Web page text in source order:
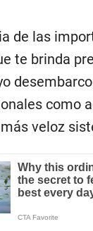
de las
te brinda
como
veloz